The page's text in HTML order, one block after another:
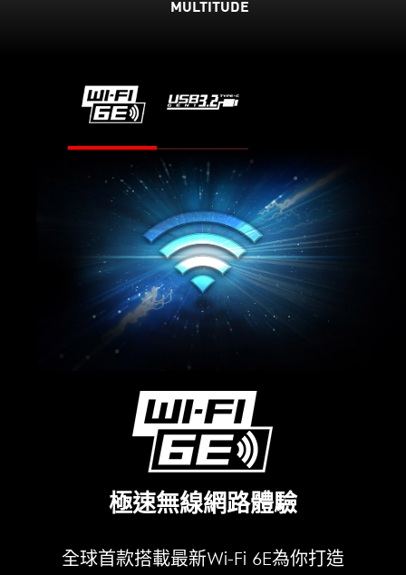
MULTITUDE
極速無線網路體驗
全球首款搭載最新Wi-Fi 6E為你打造